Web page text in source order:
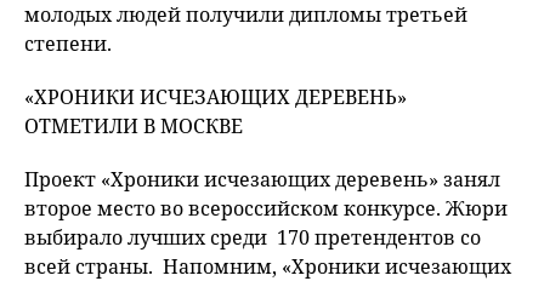
молодых людей получили дипломы третьей
степени.
«ХРОНИКИ ИСЧЕЗАЮЩИХ ДЕРЕВЕНЬ»
ОТМЕТИЛИ В МОСКВЕ
Проект «Хроники исчезающих деревень» занял
второе место во всероссийском конкурсе. Жюри
выбирало лучших среди 170 претендентов со
всей страны. Напомним, «Хроники исчезающих